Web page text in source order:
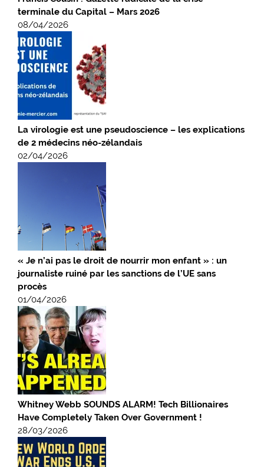
terminale du Capital – Mars 2026
08/04/2026
La virologie est une pseudoscience – les explications
de 2 médecins néo-zélandais
02/04/2026
« Je n’ai pas le droit de nourrir mon enfant » : un
journaliste ruiné par les sanctions de l’UE sans
procès
01/04/2026
Whitney Webb SOUNDS ALARM! Tech Billionaires
Have Completely Taken Over Government !
28/03/2026